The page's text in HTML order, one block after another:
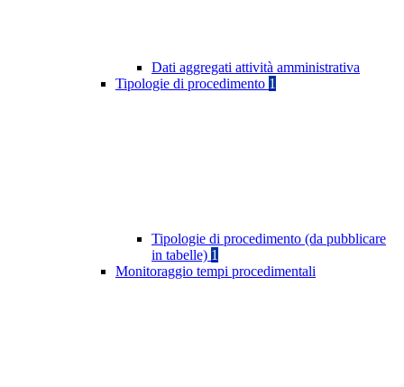
Dati aggregati attività amministrativa
Tipologie di procedimento 1
Tipologie di procedimento (da pubblicare
in tabelle) 1
Monitoraggio tempi procedimentali